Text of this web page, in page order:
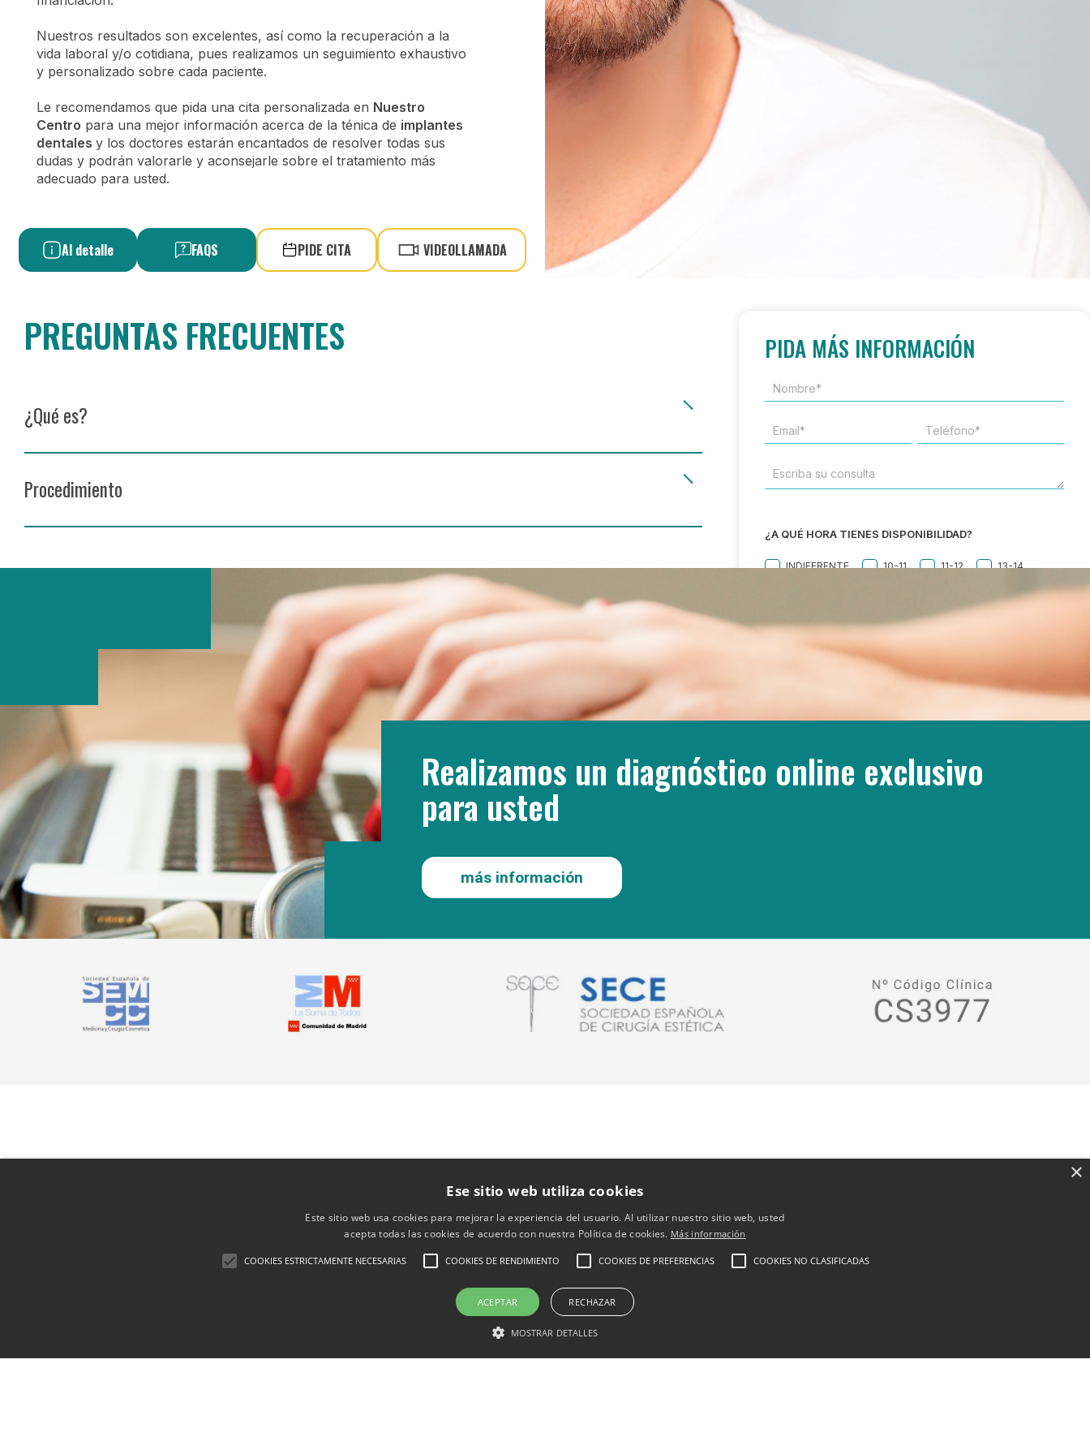
Nuestros resultados son excelentes, así como la recuperación a la
vida laboral y/o cotidiana, pues realizamos un seguimiento exhaustivo
y personalizado sobre cada paciente.
Le recomendamos que pida una cita personalizada en Nuestro
Centro para una mejor información acerca de la ténica de implantes
dentales y los doctores estarán encantados de resolver todas sus
dudas y podrán valorarle y aconsejarle sobre el tratamiento más
adecuado para usted.
Al detalle FAQS PIDE CITA VIDEOLLAMADA
PREGUNTAS FRECUENTES
¿Qué es?
Procedimiento
PIDA MÁS INFORMACIÓN
NOMBRE*
*
EMAIL
*
TELÉFONO
*
ESCRIBA
SU
¿A QUÉ HORA TIENES DISPONIBILIDAD?
INDIFERENTE 10-11 11-12 13-14
Estoy de acuerdo con la política de privacidad.
Realizamos un diagnóstico online exclusivo
para usted
más información
×
Ese sitio web utiliza cookies
Este sitio web usa cookies para mejorar la experiencia del usuario. Al utilizar nuestro sitio web, usted
acepta todas las cookies de acuerdo con nuestra Política de cookies. Más información
COOKIES ESTRICTAMENTE NECESARIAS COOKIES DE RENDIMIENTO COOKIES DE PREFERENCIAS COOKIES NO CLASIFICADAS
ACEPTAR RECHAZAR
MOSTRAR DETALLES